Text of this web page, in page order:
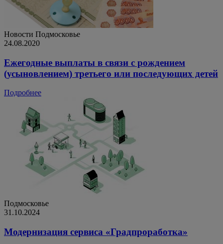
Новости Подмосковье
24.08.2020
Ежегодные выплаты в связи с рождением
(усыновлением) третьего или последующих детей
Подробнее
Подмосковье
31.10.2024
Модернизация сервиса «Градпроработка»